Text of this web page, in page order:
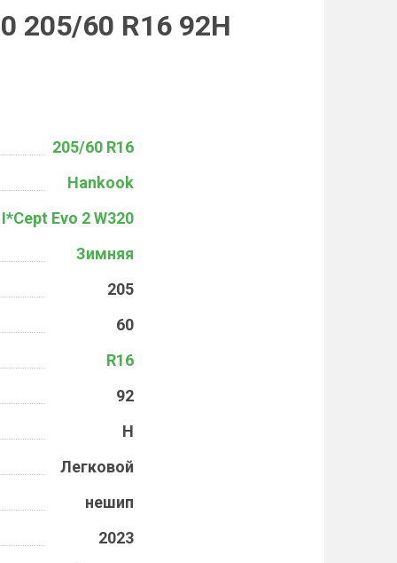
205/60 R16 92H
205/60 R16
Hankook
Evo 2 W320
Зимняя
205
60
R16
92
H
Легковой
нешип
2023